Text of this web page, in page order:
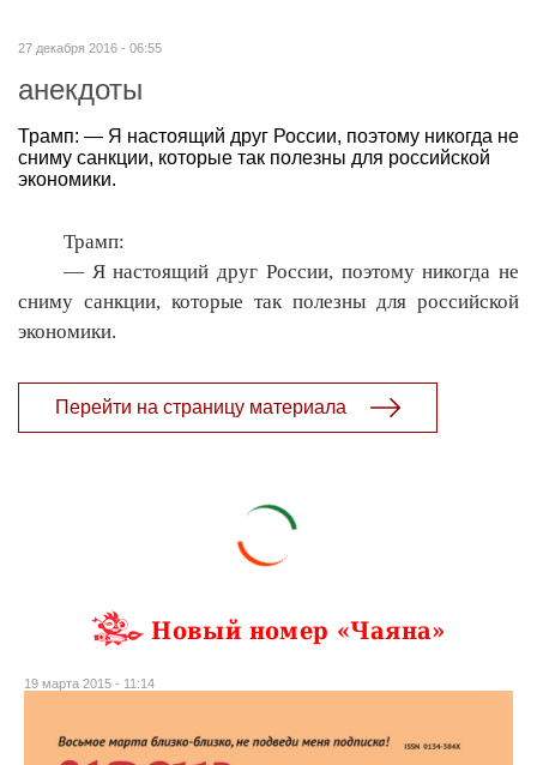
27 декабря 2016 - 06:55
анекдоты
Трамп: — Я настоящий друг России, поэтому никогда не
сниму санкции, которые так полезны для российской
экономики.
Трамп:
— Я настоящий друг России, поэтому никогда не
сниму санкции, которые так полезны для российской
экономики.
Перейти на страницу материала
Новый номер «Чаяна»
19 марта 2015 - 11:14